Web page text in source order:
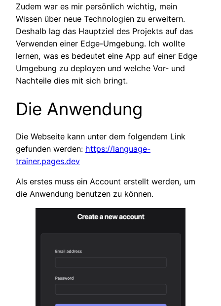
Zudem war es mir persönlich wichtig, mein
Wissen über neue Technologien zu erweitern.
Deshalb lag das Hauptziel des Projekts auf das
Verwenden einer Edge-Umgebung. Ich wollte
lernen, was es bedeutet eine App auf einer Edge
Umgebung zu deployen und welche Vor- und
Nachteile dies mit sich bringt.
Die Anwendung
Die Webseite kann unter dem folgendem Link
gefunden werden: https://language-
trainer.pages.dev
Als erstes muss ein Account erstellt werden, um
die Anwendung benutzen zu können.